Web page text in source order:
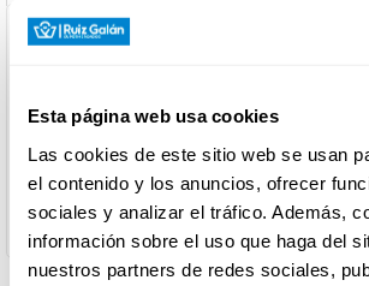
Esta página web usa cookies
Las cookies de este sitio web se usan
el contenido y los anuncios, ofrecer
sociales y analizar el tráfico. Además,
información sobre el uso que haga del
nuestros partners de redes sociales,
DROGUERÍA
Y LIMPIEZA
Denominación de alimento:
España
Desarrollo De Marcas
Dirección del Operador:
ENCOMIENDA VALLADOLID España